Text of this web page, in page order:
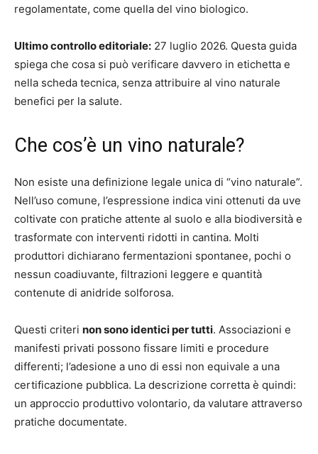
regolamentate, come quella del vino biologico.
Ultimo controllo editoriale: 27 luglio 2026. Questa guida
spiega che cosa si può verificare davvero in etichetta e
nella scheda tecnica, senza attribuire al vino naturale
benefici per la salute.
Che cos’è un vino naturale?
Non esiste una definizione legale unica di “vino naturale”.
Nell’uso comune, l’espressione indica vini ottenuti da uve
coltivate con pratiche attente al suolo e alla biodiversità e
trasformate con interventi ridotti in cantina. Molti
produttori dichiarano fermentazioni spontanee, pochi o
nessun coadiuvante, filtrazioni leggere e quantità
contenute di anidride solforosa.
Questi criteri non sono identici per tutti. Associazioni e
manifesti privati possono fissare limiti e procedure
differenti; l’adesione a uno di essi non equivale a una
certificazione pubblica. La descrizione corretta è quindi:
un approccio produttivo volontario, da valutare attraverso
pratiche documentate.